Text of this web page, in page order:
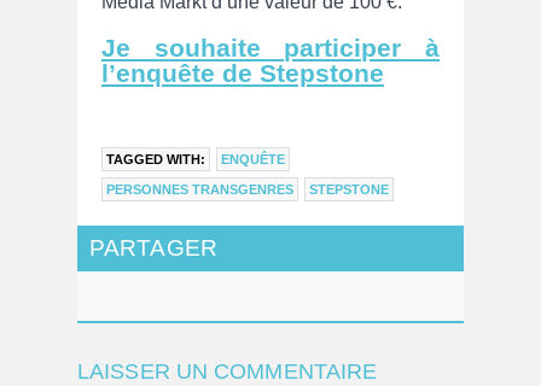
Je souhaite participer à
l’enquête de Stepstone
TAGGED WITH: ENQUÊTE
PERSONNES TRANSGENRES STEPSTONE
PARTAGER
LAISSER UN COMMENTAIRE